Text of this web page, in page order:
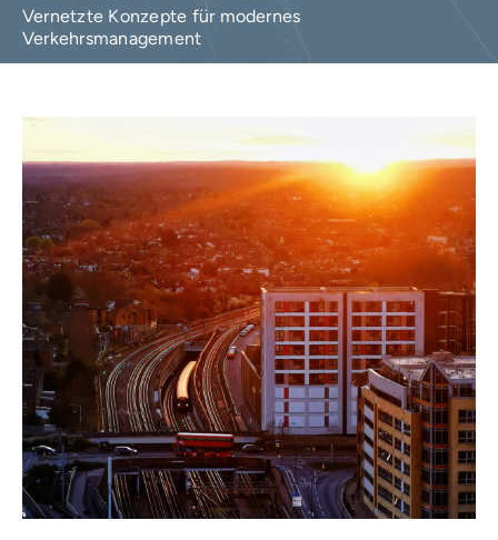
Vernetzte Konzepte für modernes
Verkehrsmanagement